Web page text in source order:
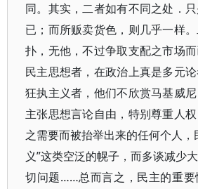
同。其实，二者如有不同之处．
已；而所贩卖货色，则几乎一样
扑，无他，不过争取支配之市场而
民主思想者，在政治上真是多元
狂执主义者，他们不欣赏马基威尼
主张思想言论自由，特别尊重人
之需要而被抬举出来的任何个人，
义”这类空泛的幌子，而多谈减少
切问题……总而言之，民主的重要